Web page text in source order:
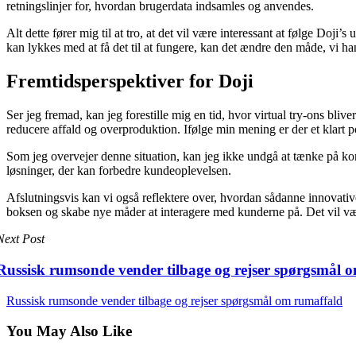
retningslinjer for, hvordan brugerdata indsamles og anvendes.
Alt dette fører mig til at tro, at det vil være interessant at følge
kan lykkes med at få det til at fungere, kan det ændre den måde, vi
Fremtidsperspektiver for Doji
Ser jeg fremad, kan jeg forestille mig en tid, hvor virtual try-ons
reducere affald og overproduktion. Ifølge min mening er der et
Som jeg overvejer denne situation, kan jeg ikke undgå at tænke på
løsninger, der kan forbedre kundeoplevelsen.
Afslutningsvis kan vi også reflektere over, hvordan sådanne
boksen og skabe nye måder at interagere med kunderne på. Det vil
Post
rumsonde vender tilbage og rejser spørgsmål
Russisk rumsonde vender tilbage og rejser spørgsmål om rumaffald
You May Also Like